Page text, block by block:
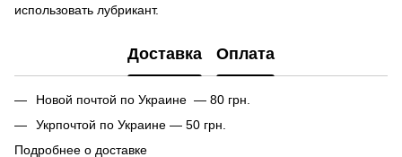
использовать лубрикант.
Доставка Оплата
Новой почтой по Украине — 80 грн.
Укрпочтой по Украине — 50 грн.
Подробнее о доставке